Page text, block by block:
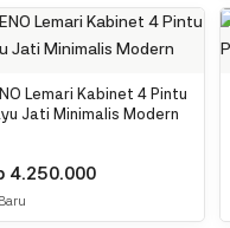
Lemari Kabinet 4 Pintu
Jati Minimalis Modern
4.250.000
Baru